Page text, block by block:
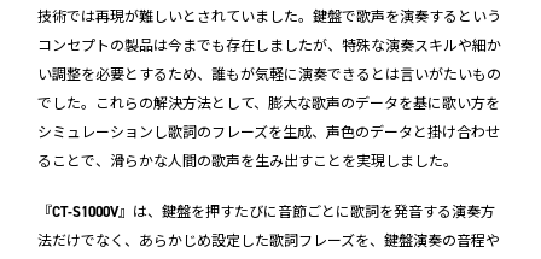
技術では再現が難しいとされていました。鍵盤で歌声を演奏するという
コンセプトの製品は今までも存在しましたが、特殊な演奏スキルや細か
い調整を必要とするため、誰もが気軽に演奏できるとは言いがたいもの
でした。これらの解決方法として、膨大な歌声のデータを基に歌い方を
シミュレーションし歌詞のフレーズを生成、声色のデータと掛け合わせ
ることで、滑らかな人間の歌声を生み出すことを実現しました。
『CT-S1000V』は、鍵盤を押すたびに音節ごとに歌詞を発音する演奏方
法だけでなく、あらかじめ設定した歌詞フレーズを、鍵盤演奏の音程や